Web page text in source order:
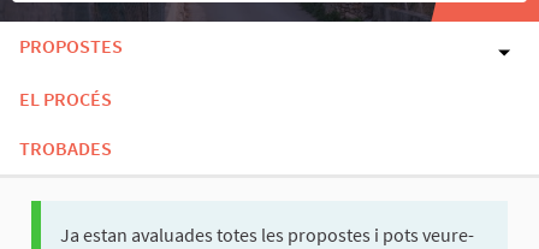
PROPOSTES
EL PROCÉS
TROBADES
Ja estan avaluades totes les propostes i pots veure-